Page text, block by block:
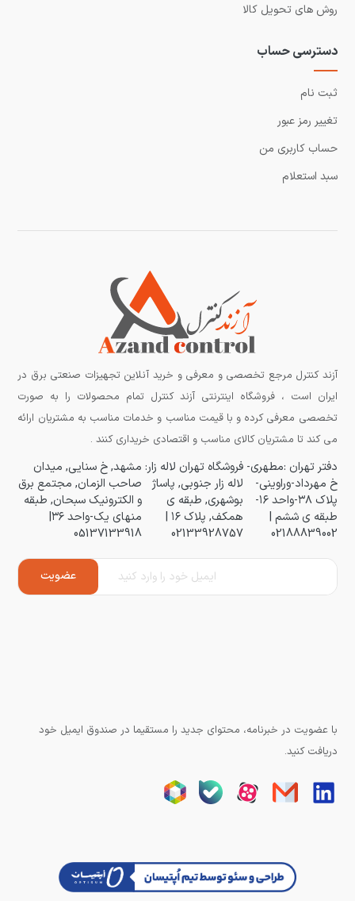
روش های تحویل کالا
دسترسی حساب
ثبت نام
تغییر رمز عبور
حساب کاربری من
سبد استعلام
آزند کنترل مرجع تخصصی و معرفی و خرید آنلاین تجهیزات صنعتی برق در
ایران است ، فروشگاه اینترنتی آزند کنترل تمام محصولات را به صورت
تخصصی معرفی کرده و با قیمت مناسب و خدمات مناسب به مشتریان ارائه
می کند تا مشتریان کالای مناسب و اقتصادی خریداری کنند .
دفتر تهران :مطهری-
خ مهرداد-وراوینی-
پلاک ۳۸-واحد ۱۶-
طبقه ی ششم |
02188839002
فروشگاه تهران لاله زار:
لاله زار جنوبی, پاساژ
بوشهری, طبقه ی
همکف, پلاک ۱۶ |
02133928757
مشهد, خ سنایی, میدان
صاحب الزمان, مجتمع برق
و الکترونیک سبحان, طبقه
منهای یک-واحد ۳۶|
05137133918
با عضویت در خبرنامه، محتوای جدید را مستقیما در صندوق ایمیل خود
دریافت کنید.